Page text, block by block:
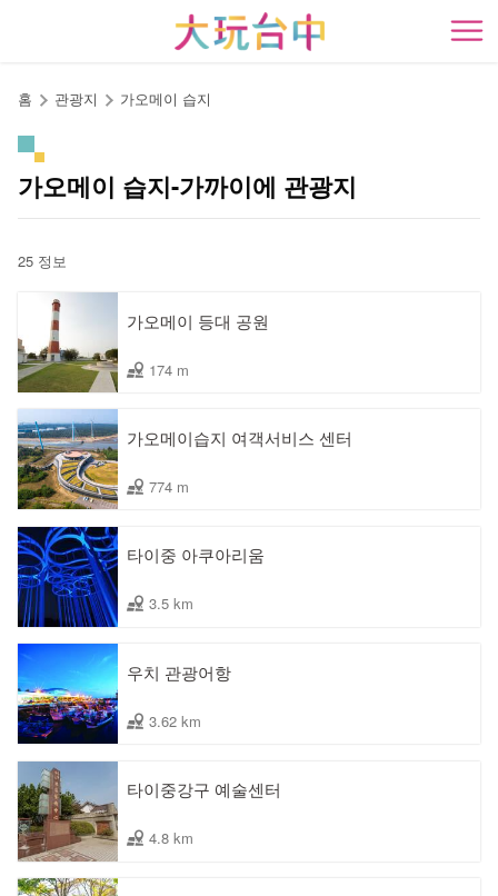
開
홈 관광지 가오메이 습지
가오메이 습지-가까이에 관광지
25 정보
가오메이 등대 공원
174 m
가오메이습지 여객서비스 센터
774 m
타이중 아쿠아리움
3.5 km
우치 관광어항
3.62 km
타이중강구 예술센터
4.8 km